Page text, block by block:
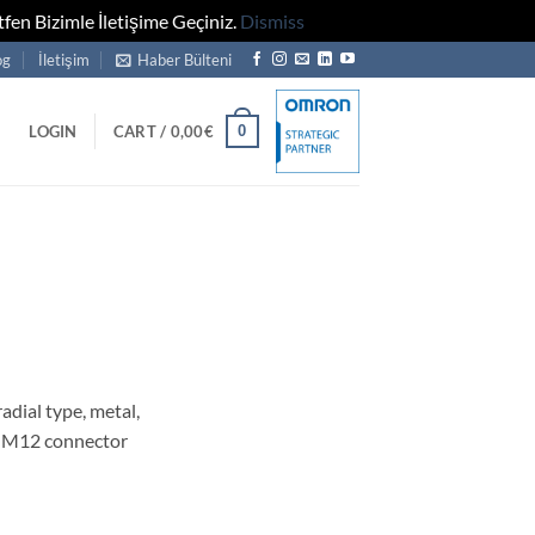
Bizimle İletişime Geçiniz. Dismiss
İletişim Haber Bülteni
LOGIN CART / 0,00€ 0
type, metal,
connector